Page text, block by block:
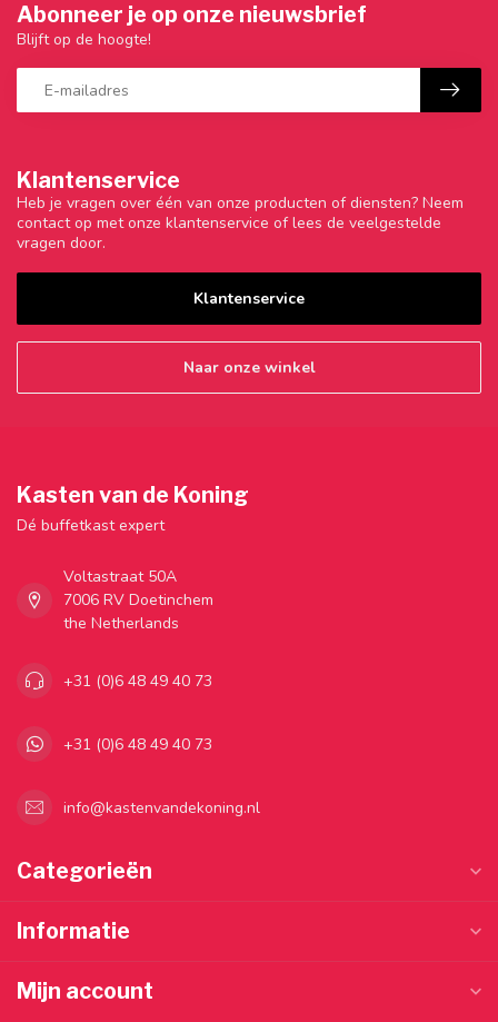
Klantenservice
Heb je vragen over één van onze producten of diensten? Neem
contact op met onze klantenservice of lees de veelgestelde
vragen door.
Klantenservice
Naar onze winkel
Abonneer je op onze nieuwsbrief
Blijft op de hoogte!
Kasten van de Koning
Dé buffetkast expert
Voltastraat 50A
7006 RV Doetinchem
the Netherlands
+31 (0)6 48 49 40 73
+31 (0)6 48 49 40 73
info@kastenvandekoning.nl
Categorieën
Informatie
Mijn account